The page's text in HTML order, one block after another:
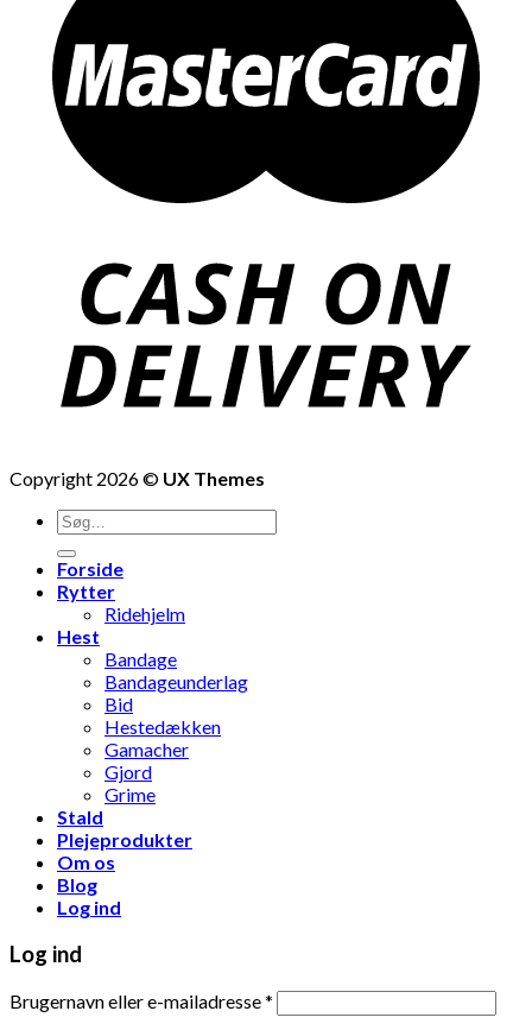
Copyright 2026 © UX Themes
Søg
efter:
Forside
Rytter
Ridehjelm
Hest
Bandage
Bandageunderlag
Bid
Hestedækken
Gamacher
Gjord
Grime
Stald
Plejeprodukter
Om os
Blog
Log ind
Log ind
Brugernavn eller e-mailadresse*